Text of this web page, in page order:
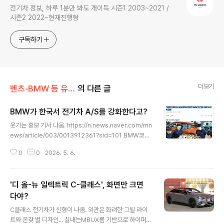
전기차 정보, 하루 1분만 봐도 개이득 시즌1 2003~2021 /
시즌2 2022~현재진행형
구독하기
벤츠-BMW 등 유럽 완성차 의 다른 글 더보기
BMW가 한국서 전기차 A/S를 강화한다고?
웃기는 홍보 기사 나옴. https://n.news.naver.com/mn
ews/article/003/0013912361?sid=101 BMW코리
곳 거점 구축BMW코리아가 전동화 차량 고객의 소유 및
서비스 인력과 시설 확보로 업계의n.news.naver.com
고전압 어쩌고 하면서 테크니션 키운다는데,그런 회사 치
고 잘 하는 걸 본 적이 없음. 차량 수리 전문가랍시고,뭘 안
해줄 핑계만 찾지 고쳐 줄 생각이 없는 족속들이라. BMW
0 0 2026. 5. 6.
'디 올-뉴 일렉트릭 C-클래스', 화면만 크면
다야?
C클래스 전기차가 신형이 나옴. 외관은 화려한 그릴 라이
트와 온갖 별 디자인... 실내는MBUX를 기반으로 하이퍼스